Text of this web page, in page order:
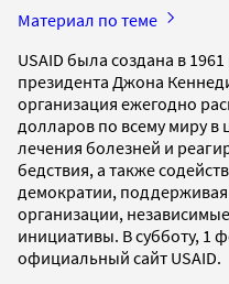
Материал по теме
USAID была создана в
президента Джона
организация ежегодно
долларов по всему миру
лечения болезней и
бедствия, а также
демократии,
организации,
инициативы. В субботу, 1
официальный сайт USAID.